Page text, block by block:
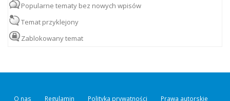
Popularne tematy bez nowych wpisów
Temat przyklejony
Zablokowany temat
O nas Regulamin Polityka prywatności Prawa autorskie